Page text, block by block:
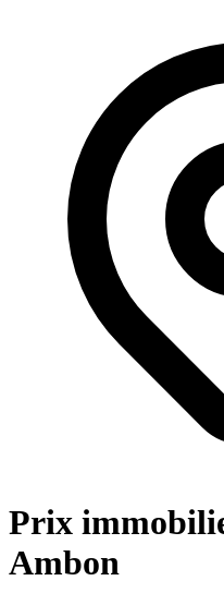
Prix
Ambon